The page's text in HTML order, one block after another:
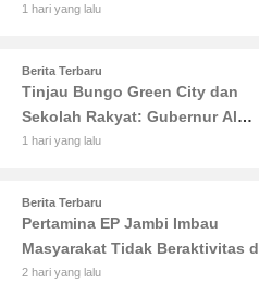
Pertumbuhan Ekonomi Jambi
1 hari yang lalu
Berita Terbaru
Tinjau Bungo Green City dan
Sekolah Rakyat: Gubernur Al
Haris Tekankan Sinergi
1 hari yang lalu
Berita Terbaru
Pertamina EP Jambi Imbau
Masyarakat Tidak Beraktivitas
Atas Jalur Pipa Migas Demi
2 hari yang lalu